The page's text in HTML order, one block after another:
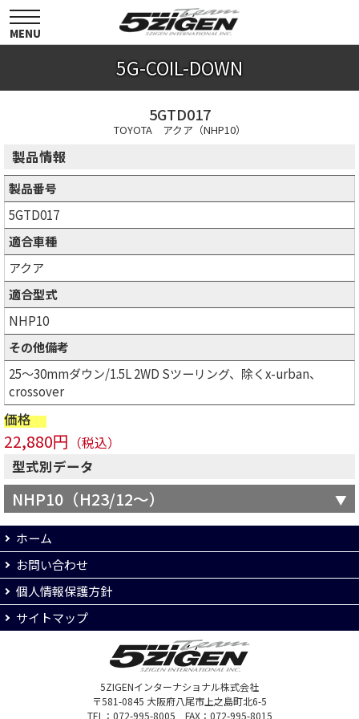
toggle
navigation
MENU
5G-COIL-DOWN
5GTD017
TOYOTA アクア（NHP10）
製品情報
製品番号
5GTD017
適合車種
アクア
適合型式
NHP10
その他備考
25～30mmダウン/1.5L 2WD Sツーリング、除くx-urban、
crossover
価格
22,880円 （税込）
型式別データ
NHP10（H23/12～）
ホーム
お問い合わせ
個人情報保護方針
サイトマップ
5ZIGENインターナショナル株式会社
〒581-0845 大阪府八尾市上之島町北6-5
TEL：072-995-8005 FAX：072-995-8015